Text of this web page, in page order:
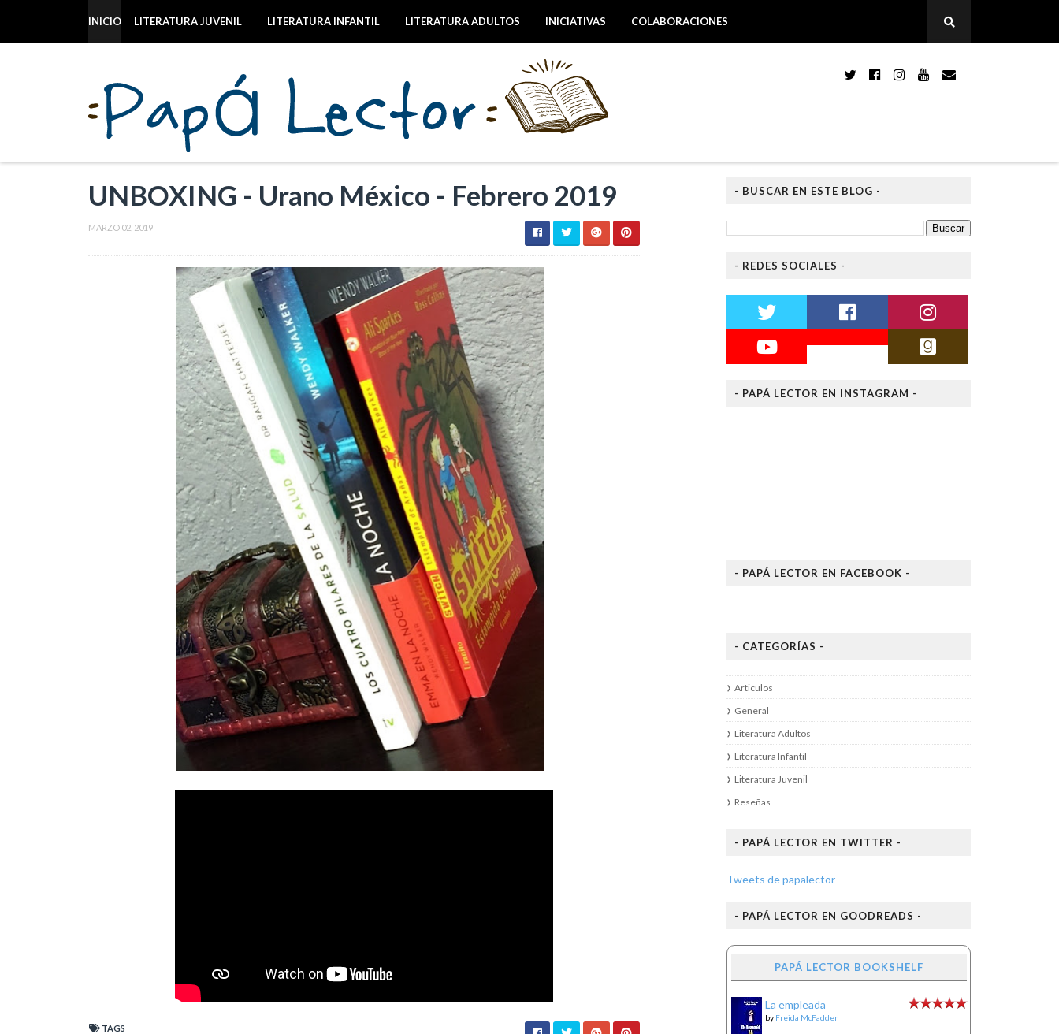
INICIO LITERATURA JUVENIL LITERATURA INFANTIL LITERATURA ADULTOS INICIATIVAS COLABORACIONES
UNBOXING - Urano México - Febrero 2019
MARZO 02, 2019
TAGS
- BUSCAR EN ESTE BLOG -
- REDES SOCIALES -
- PAPÁ LECTOR EN INSTAGRAM -
- PAPÁ LECTOR EN FACEBOOK -
- CATEGORÍAS -
Articulos
General
Literatura Adultos
Literatura Infantil
Literatura Juvenil
Reseñas
- PAPÁ LECTOR EN TWITTER -
Tweets de papalector
- PAPÁ LECTOR EN GOODREADS -
PAPÁ LECTOR BOOKSHELF
La empleada
by Freida McFadden